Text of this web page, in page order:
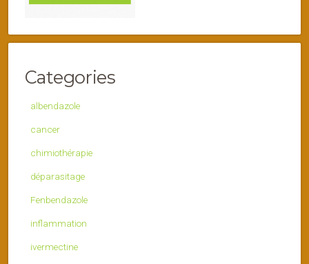
Categories
albendazole
cancer
chimiothérapie
déparasitage
Fenbendazole
inflammation
ivermectine